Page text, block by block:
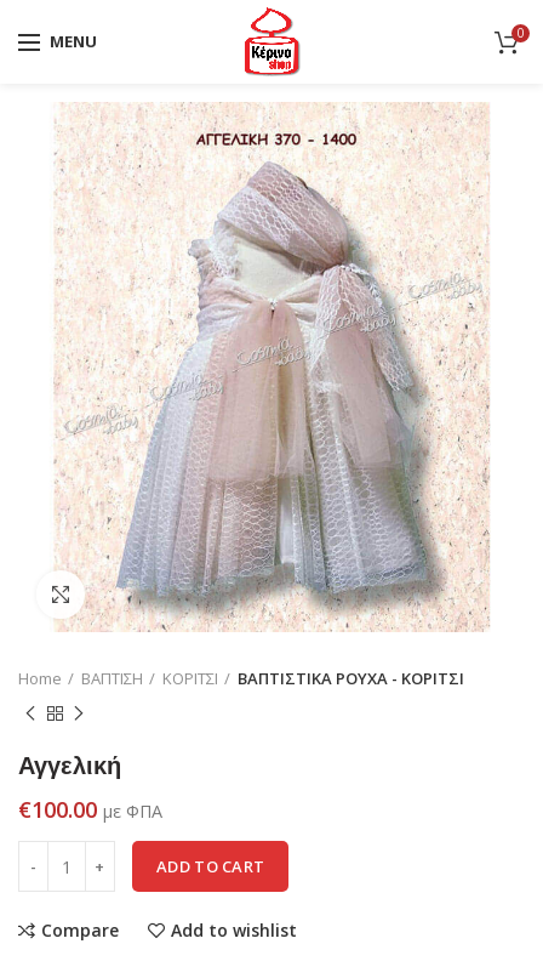
MENU 0
Click to enlarge
Home ΒΑΠΤΙΣΗ ΚΟΡΙΤΣΙ ΒΑΠΤΙΣΤΙΚΑ ΡΟΥΧΑ - ΚΟΡΙΤΣΙ
Αγγελική
€100.00 με ΦΠΑ
ADD TO CART
Compare Add to wishlist